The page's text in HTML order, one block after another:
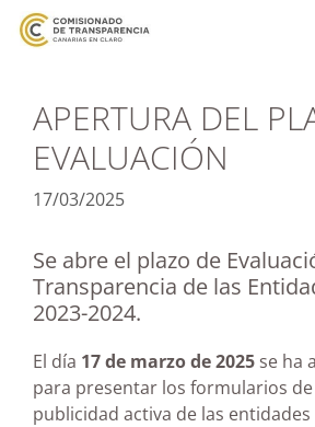
APERTURA DEL
EVALUACIÓN
17/03/2025
Se abre el plazo de
Transparencia de las
2023-2024.
El día 17 de marzo de 2025 se ha
para presentar los formularios
publicidad activa de las